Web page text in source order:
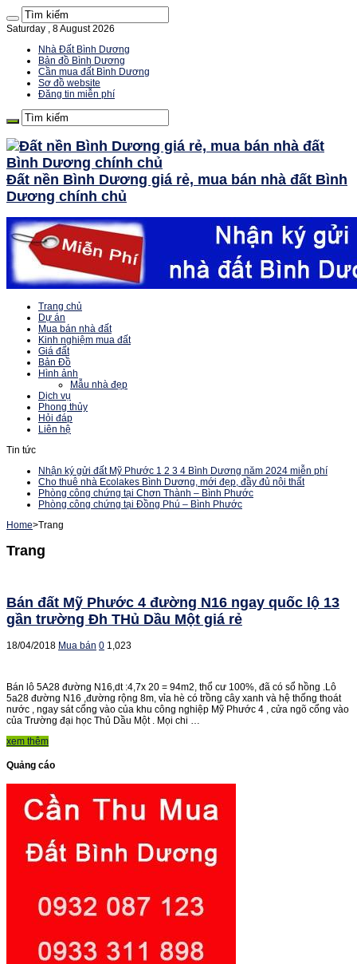
Saturday , 8 August 2026
Nhà Đất Bình Dương
Bản đồ Bình Dương
Cần mua đất Bình Dương
Sơ đồ website
Đăng tin miễn phí
Đất nền Bình Dương giá rẻ, mua bán nhà đất Bình
Dương chính chủ
Trang chủ
Dự án
Mua bán nhà đất
Kinh nghiệm mua đất
Giá đất
Bản Đồ
Hình ảnh
Mẫu nhà đẹp
Dịch vụ
Phong thủy
Hỏi đáp
Liên hệ
Tin tức
Nhận ký gửi đất Mỹ Phước 1 2 3 4 Bình Dương năm 2024 miễn phí
Cho thuê nhà Ecolakes Bình Dương, mới đẹp, đầy đủ nội thất
Phòng công chứng tại Chơn Thành – Bình Phước
Phòng công chứng tại Đồng Phú – Bình Phước
Home>Trang
Trang
Bán đất Mỹ Phước 4 đường N16 ngay quốc lộ 13
gần trường Đh THủ Dầu Một giá rẻ
18/04/2018 Mua bán 0 1,023
Bán lô 5A28 đường N16,dt :4,7x 20 = 94m2, thổ cư 100%, đã có sổ hồng .Lô
5a28 đường N16 ,đường rộng 8m, vỉa hè có trồng cây xanh và hệ thống thoát
nước , ngay sát cổng vào của khu công nghiệp Mỹ Phước 4 , cửa ngõ cổng vào
của Trường đại học Thủ Dầu Một . Mọi chi …
xem thêm
Quảng cáo